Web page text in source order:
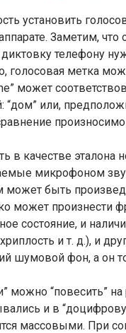
установить
Заметим,
телефону
голосовая метка
может
или,
в качестве эталона
микрофоном
быть
может произнести
состояние, и
и т. д.), и
шумовой фон, а он
можно “повесить”
и в
массовыми. При